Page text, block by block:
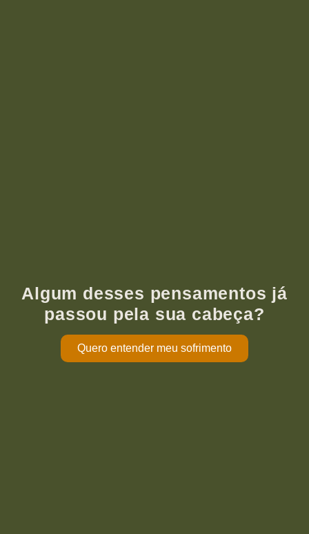
Algum desses pensamentos já
passou pela sua cabeça?
Quero entender meu sofrimento